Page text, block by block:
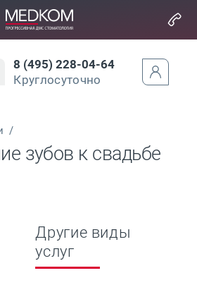
8 (495) 228-04-64
Круглосуточно
/
зубов к свадьбе
Другие виды
услуг